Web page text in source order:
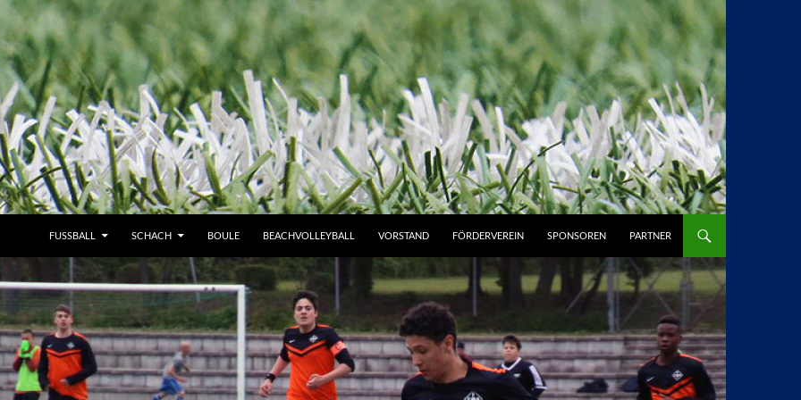
FUSSBALL SCHACH BOULE BEACHVOLLEYBALL VORSTAND FÖRDERVEREIN SPONSOREN PARTNER